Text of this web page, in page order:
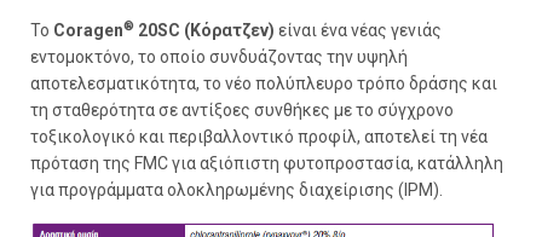
Το Coragen® 20SC (Κόρατζεν) είναι ένα νέας γενιάς
εντομοκτόνο, το οποίο συνδυάζοντας την υψηλή
αποτελεσματικότητα, το νέο πολύπλευρο τρόπο δράσης και
τη σταθερότητα σε αντίξοες συνθήκες με τo σύγχρονο
τοξικολογικό και περιβαλλοντικό προφίλ, αποτελεί τη νέα
πρόταση της FMC για αξιόπιστη φυτοπροστασία, κατάλληλη
για προγράμματα ολοκληρωμένης διαχείρισης (IPM).